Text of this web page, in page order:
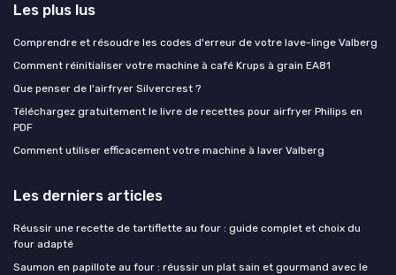
Les plus lus
Comprendre et résoudre les codes d'erreur de votre lave-linge Valberg
Comment réinitialiser votre machine à café Krups à grain EA81
Que penser de l'airfryer Silvercrest ?
Téléchargez gratuitement le livre de recettes pour airfryer Philips en
PDF
Comment utiliser efficacement votre machine à laver Valberg
Les derniers articles
Réussir une recette de tartiflette au four : guide complet et choix du
four adapté
Saumon en papillote au four : réussir un plat sain et gourmand avec le